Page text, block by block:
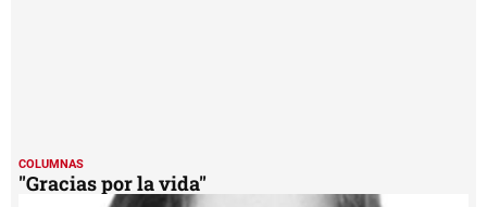
COLUMNAS
"Gracias por la vida"